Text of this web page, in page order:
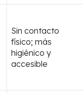
Sin contacto
físico; más
higiénico y
accesible